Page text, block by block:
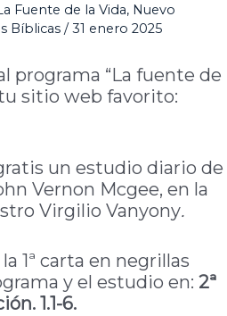
Fuente de la Vida, Nuevo
Bíblicas /31 enero 2025
programa “La fuente de
sitio web favorito:
un estudio diario de
Vernon Mcgee, en la
Virgilio Vanyony.
1ª carta en negrillas
y el estudio en: 2ª
1.1-6.